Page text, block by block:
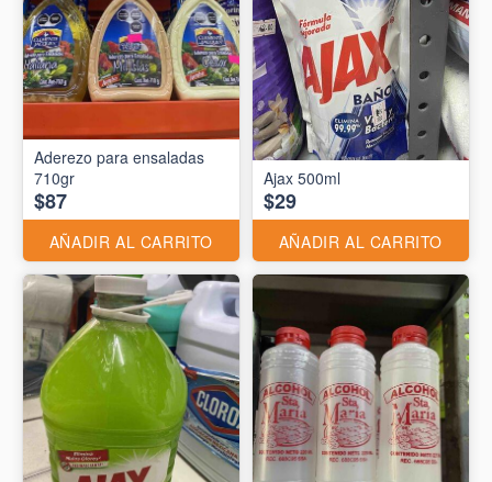
Aderezo para ensaladas
710gr
$87
AÑADIR AL CARRITO
Ajax 500ml
$29
AÑADIR AL CARRITO